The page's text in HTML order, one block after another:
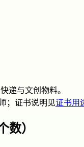
递与文创物料。
；证书说明见证书用
数）